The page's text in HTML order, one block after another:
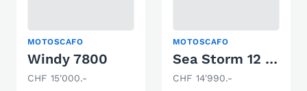
MOTOSCAFO
Windy 7800
CHF 15'000.-
MOTOSCAFO
Sea Storm 12 HDPE Advantage
CHF 14'990.-